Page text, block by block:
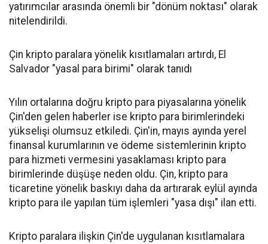
yatırımcılar arasında önemli bir "dönüm noktası" olarak
nitelendirildi.
Çin kripto paralara yönelik kısıtlamaları artırdı, El
Salvador "yasal para birimi" olarak tanıdı
Yılın ortalarına doğru kripto para piyasalarına yönelik
Çin'den gelen haberler ise kripto para birimlerindeki
yükselişi olumsuz etkiledi. Çin'in, mayıs ayında yerel
finansal kurumlarının ve ödeme sistemlerinin kripto
para hizmeti vermesini yasaklaması kripto para
birimlerinde düşüşe neden oldu. Çin, kripto para
ticaretine yönelik baskıyı daha da artırarak eylül ayında
kripto para ile yapılan tüm işlemleri "yasa dışı" ilan etti.
Kripto paralara ilişkin Çin'de uygulanan kısıtlamalara